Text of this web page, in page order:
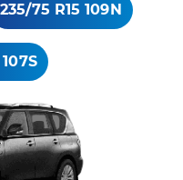
235/75 R15 109N